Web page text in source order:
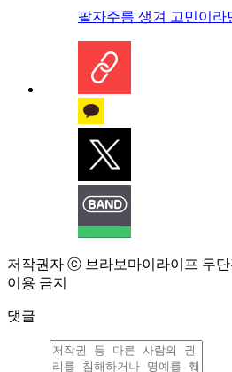
팔자주름 생겨 고민이라
저작권자 ⓒ 브라보마이라이프 무
이용 금지
댓글